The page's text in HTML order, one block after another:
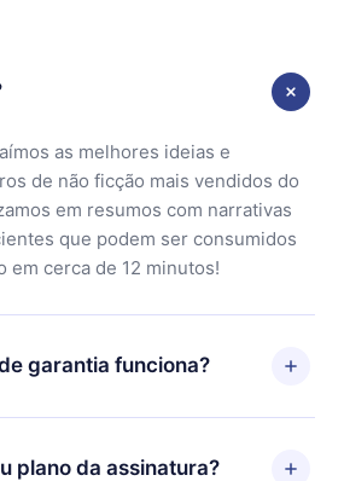
as melhores ideias e
de não ficção mais vendidos do
em resumos com narrativas
que podem ser consumidos
em cerca de 12 minutos!
garantia funciona?
aplicativo e começar a
Se por algum motivo não
plano da assinatura?